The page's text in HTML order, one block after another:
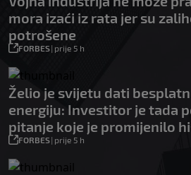
mora izaći iz rata jer su
potrošene
FORBES| prije 5 h
Želio je svijetu dati
energiju: Investitor je tada
pitanje koje je promijenilo
FORBES| prije 5 h